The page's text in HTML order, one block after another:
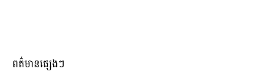
ពត៌មានផ្សេងៗ